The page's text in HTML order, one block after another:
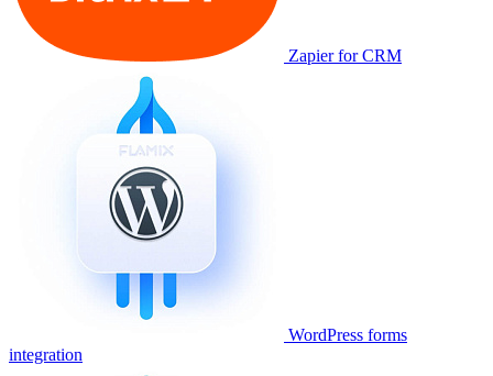
Zapier for CRM
WordPress forms
integration